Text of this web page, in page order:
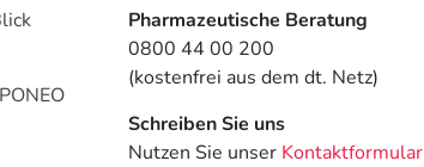
Pharmazeutische Beratung
0800 44 00 200
(kostenfrei aus dem dt. Netz)
Schreiben Sie uns
Nutzen Sie unser Kontaktformular